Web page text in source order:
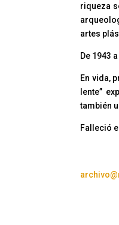
riqueza
artes
De 1943
En vida,
lente”
también
Falleció